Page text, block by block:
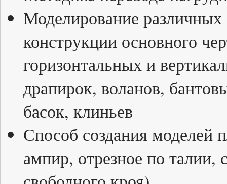
Моделирование различных
конструкции основного
горизонтальных и
драпирок, воланов,
басок, клиньев
Способ создания моделей
ампир, отрезное по